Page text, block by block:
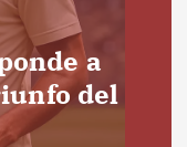
a
del